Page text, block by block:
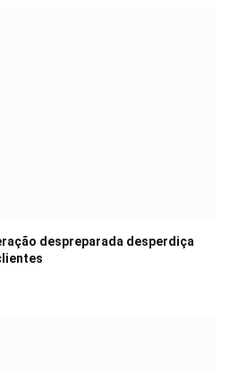
despreparada desperdiça